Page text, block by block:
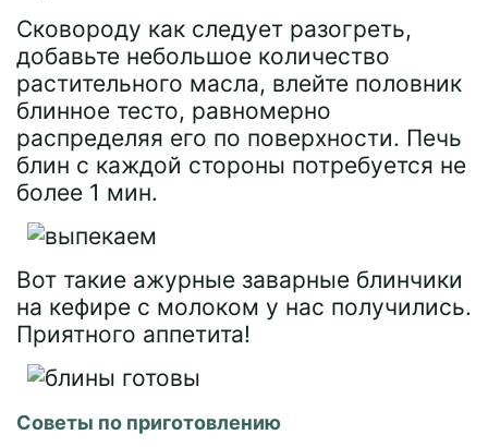
Сковороду как следует разогреть,
добавьте небольшое количество
растительного масла, влейте половник
блинное тесто, равномерно
распределяя его по поверхности. Печь
блин с каждой стороны потребуется не
более 1 мин.
Вот такие ажурные заварные блинчики
на кефире с молоком у нас получились.
Приятного аппетита!
Советы по приготовлению